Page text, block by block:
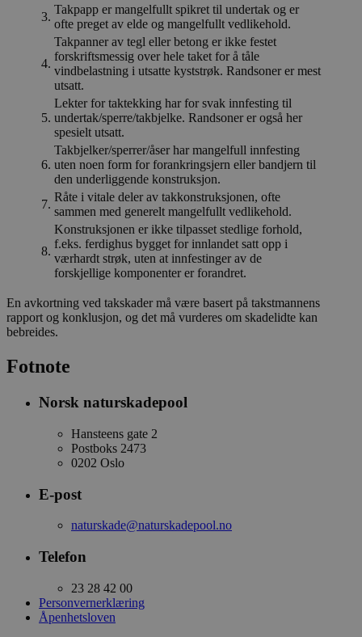
3.
Takpapp er mangelfullt spikret til undertak og er
ofte preget av elde og mangelfullt vedlikehold.
4.
Takpanner av tegl eller betong er ikke festet
forskriftsmessig over hele taket for å tåle
vindbelastning i utsatte kyststrøk. Randsoner er mest
utsatt.
5.
Lekter for taktekking har for svak innfesting til
undertak/sperre/takbjelke. Randsoner er også her
spesielt utsatt.
6.
Takbjelker/sperrer/åser har mangelfull innfesting
uten noen form for forankringsjern eller bandjern til
den underliggende konstruksjon.
7.
Råte i vitale deler av takkonstruksjonen, ofte
sammen med generelt mangelfullt vedlikehold.
8.
Konstruksjonen er ikke tilpasset stedlige forhold,
f.eks. ferdighus bygget for innlandet satt opp i
værhardt strøk, uten at innfestinger av de
forskjellige komponenter er forandret.
En avkortning ved takskader må være basert på takstmannens
rapport og konklusjon, og det må vurderes om skadelidte kan
bebreides.
Fotnote
Norsk naturskadepool
Hansteens gate 2
Postboks 2473
0202 Oslo
E-post
naturskade@naturskadepool.no
Telefon
23 28 42 00
Personvernerklæring
Åpenhetsloven